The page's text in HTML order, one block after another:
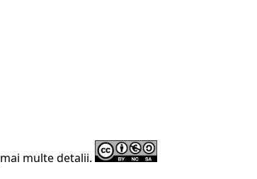
mai multe detalii.